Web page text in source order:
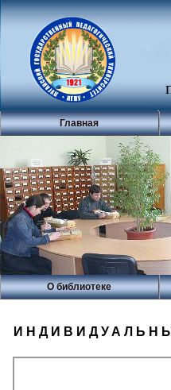
Главная
О библиотеке